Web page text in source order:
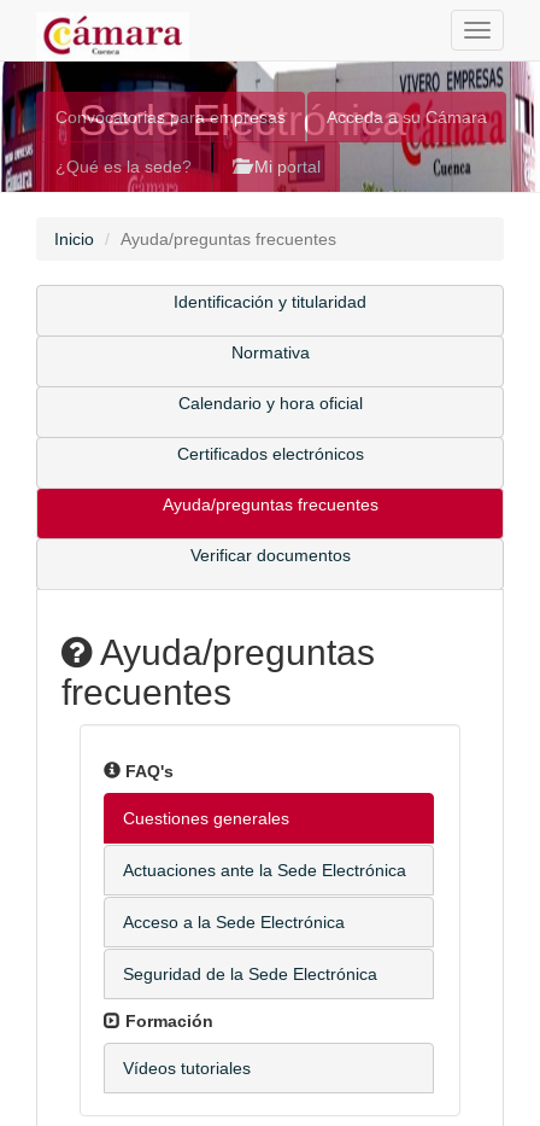
Toggle
Sede Electrónica
Convocatorias para empresas Acceda a su Cámara
¿Qué es la sede? Mi portal
Inicio Ayuda/preguntas frecuentes
Identificación y titularidad
Normativa
Calendario y hora oficial
Certificados electrónicos
Ayuda/preguntas frecuentes
Verificar documentos
Ayuda/preguntas
frecuentes
FAQ's
Cuestiones generales
Actuaciones ante la Sede Electrónica
Acceso a la Sede Electrónica
Seguridad de la Sede Electrónica
Formación
Vídeos tutoriales